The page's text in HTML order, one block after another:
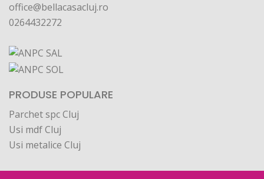
office@bellacasacluj.ro
0264432272
PRODUSE POPULARE
Parchet spc Cluj
Usi mdf Cluj
Usi metalice Cluj